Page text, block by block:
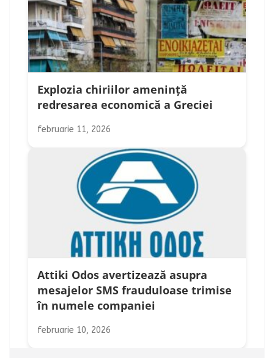
Explozia chiriilor amenință
redresarea economică a Greciei
februarie 11, 2026
Attiki Odos avertizează asupra
mesajelor SMS frauduloase trimise
în numele companiei
februarie 10, 2026